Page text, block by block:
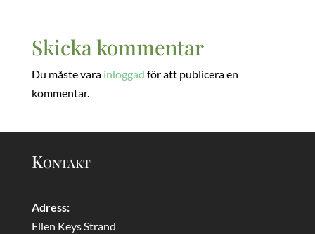
Skicka kommentar
Du måste vara inloggad för att publicera en
kommentar.
Kontakt
Adress:
Ellen Keys Strand